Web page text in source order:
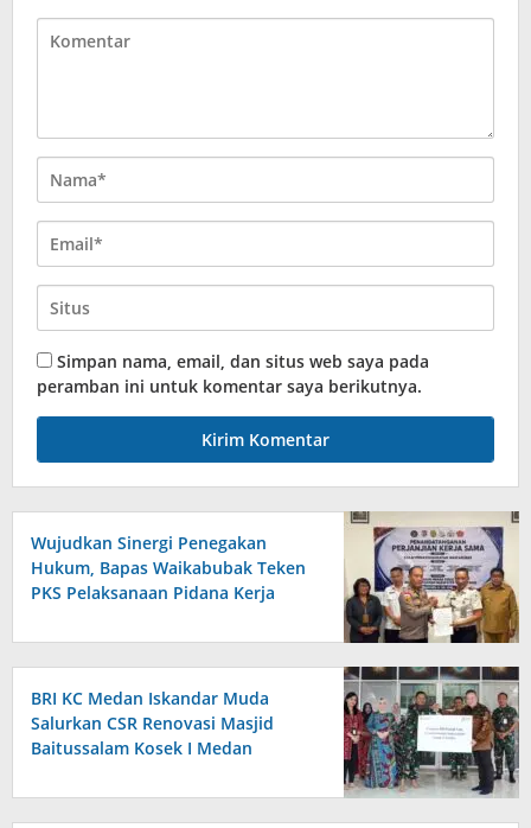
Simpan nama, email, dan situs web saya pada
peramban ini untuk komentar saya berikutnya.
Wujudkan Sinergi Penegakan
Hukum, Bapas Waikabubak Teken
PKS Pelaksanaan Pidana Kerja
Sumba Timur
BRI KC Medan Iskandar Muda
Salurkan CSR Renovasi Masjid
Baitussalam Kosek I Medan